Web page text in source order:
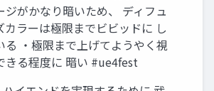
ジがかなり暗いため、 ディフュ
カラーは極限までビビッドに し
る ・極限まで上げてようやく視
きる程度に 暗い #ue4fest